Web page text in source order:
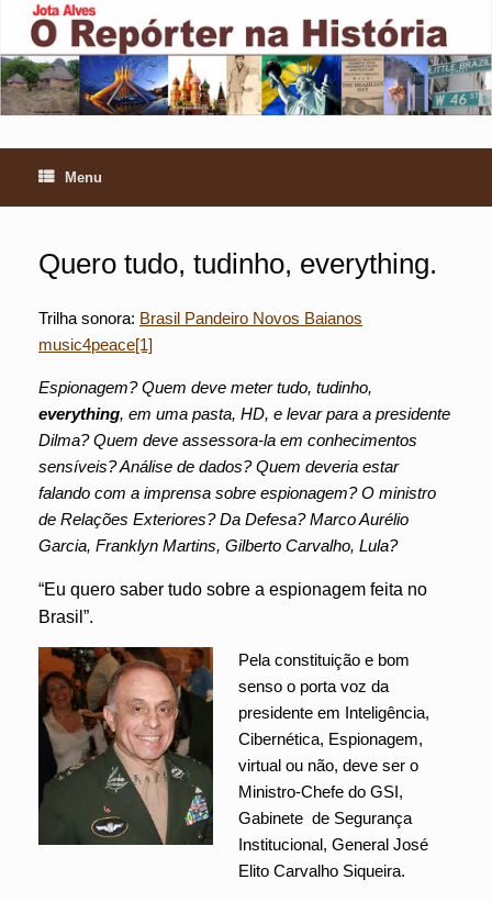
content
Menu
Quero tudo, tudinho, everything.
Trilha sonora: Brasil Pandeiro Novos Baianos
music4peace[1]
Espionagem? Quem deve meter tudo, tudinho,
everything, em uma pasta, HD, e levar para a presidente
Dilma? Quem deve assessora-la em conhecimentos
sensíveis? Análise de dados? Quem deveria estar
falando com a imprensa sobre espionagem? O ministro
de Relações Exteriores? Da Defesa? Marco Aurélio
Garcia, Franklyn Martins, Gilberto Carvalho, Lula?
“Eu quero saber tudo sobre a espionagem feita no
Brasil”.
Pela constituição e bom
senso o porta voz da
presidente em Inteligência,
Cibernética, Espionagem,
virtual ou não, deve ser o
Ministro-Chefe do GSI,
Gabinete de Segurança
Institucional, General José
Elito Carvalho Siqueira.